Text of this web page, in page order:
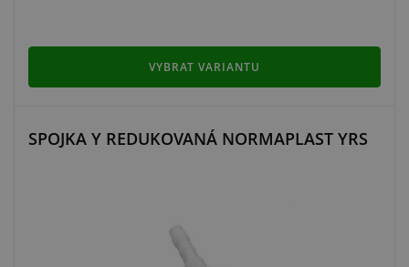
VYBRAT VARIANTU
SPOJKA Y REDUKOVANÁ NORMAPLAST YRS